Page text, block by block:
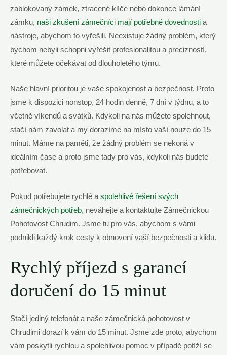
zablokovaný zámek, ztracené klíče nebo dokonce lámání
zámku, naši zkušení zámečníci mají potřebné dovednosti a
nástroje, abychom to vyřešili. Neexistuje žádný problém, který
bychom nebyli schopni vyřešit profesionalitou a precizností,
které můžete očekávat od dlouholetého týmu.
Naše hlavní prioritou je vaše spokojenost a bezpečnost. Proto
jsme k dispozici nonstop, 24 hodin denně, 7 dní v týdnu, a to
včetně víkendů a svátků. Kdykoli na nás můžete spolehnout,
stačí nám zavolat a my dorazíme na místo vaší nouze do 15
minut. Máme na paměti, že žádný problém se nekoná v
ideálním čase a proto jsme tady pro vás, kdykoli nás budete
potřebovat.
Pokud potřebujete rychlé a spolehlivé řešení svých
zámečnických potřeb, neváhejte a kontaktujte Zámečnickou
Pohotovost Chrudim. Jsme tu pro vás, abychom s vámi
podnikli každý krok cesty k obnovení vaší bezpečnosti a klidu.
Rychlý příjezd s garancí
doručení do 15 minut
Stačí jediný telefonát a naše zámečnická pohotovost v
Chrudimi dorazí k vám do 15 minut. Jsme zde proto, abychom
vám poskytli rychlou a spolehlivou pomoc v případě potíží se